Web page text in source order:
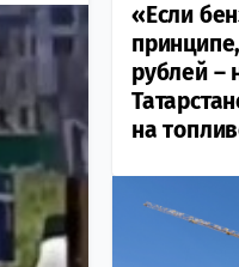
«Если
рублей –
на